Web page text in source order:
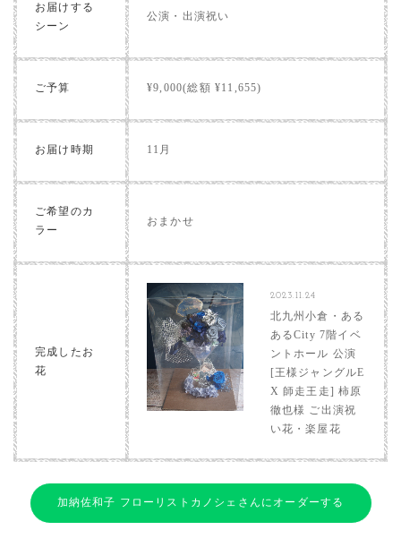
お届けする
シーン
公演・出演祝い
ご予算 ¥9,000(総額 ¥11,655)
お届け時期 11月
ご希望のカ
ラー
おまかせ
完成したお
花
2023.11.24
北九州小倉・ある
あるCity 7階イベ
ントホール 公演
[王様ジャングルE
X 師走王走] 柿原
徹也様 ご出演祝
い花・楽屋花
加納佐和子 フローリストカノシェさんにオーダーする